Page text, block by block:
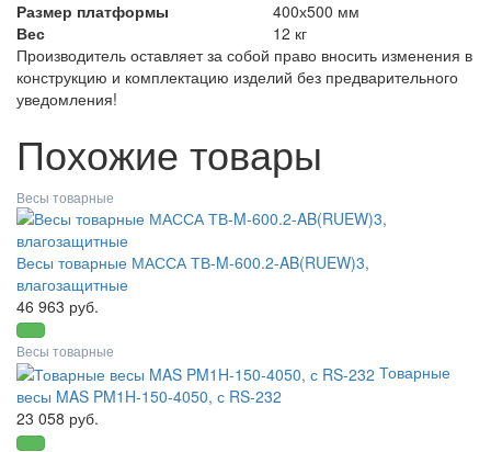
Размер платформы
400х500 мм
Вес
12 кг
Производитель оставляет за собой право вносить изменения в
конструкцию и комплектацию изделий без предварительного
уведомления!
Похожие товары
Весы товарные
Весы товарные МАССА ТВ-M-600.2-AB(RUEW)3,
влагозащитные
46 963 руб.
Весы товарные
Товарные
весы MAS PM1H-150-4050, с RS-232
23 058 руб.